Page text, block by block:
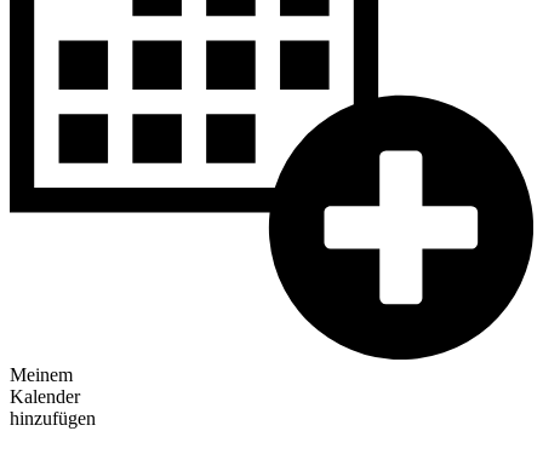
Meinem
Kalender
hinzufügen